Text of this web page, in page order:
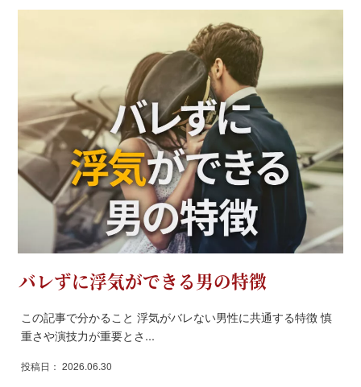
バレずに浮気ができる男の特徴
この記事で分かること 浮気がバレない男性に共通する特徴 慎
重さや演技力が重要とさ...
投稿日： 2026.06.30